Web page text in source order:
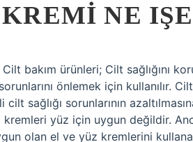
NE
bakım ürünleri; Cilt sağlığını
önlemek için kullanılır.
sağlığı sorunlarının
yüz için uygun değildir.
olan el ve yüz kremlerini